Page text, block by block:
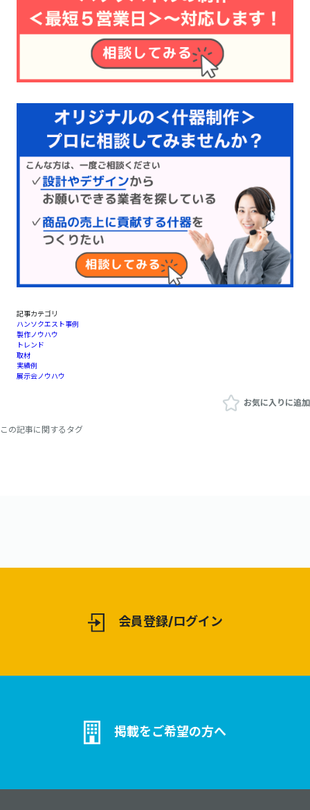
記事カテゴリ
ハンソクエスト事例
製作ノウハウ
トレンド
取材
実績例
展示会ノウハウ
お気に入りに追加
この記事に関するタグ
会員登録/ログイン
掲載をご希望の方へ